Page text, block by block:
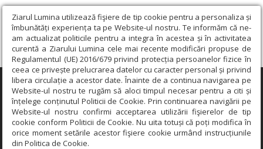
Ziarul Lumina utilizează fişiere de tip cookie pentru a personaliza și
îmbunătăți experiența ta pe Website-ul nostru. Te informăm că ne-
am actualizat politicile pentru a integra în acestea și în activitatea
curentă a Ziarului Lumina cele mai recente modificări propuse de
Regulamentul (UE) 2016/679 privind protecția persoanelor fizice în
ceea ce privește prelucrarea datelor cu caracter personal și privind
libera circulație a acestor date. Înainte de a continua navigarea pe
Website-ul nostru te rugăm să aloci timpul necesar pentru a citi și
înțelege conținutul Politicii de Cookie. Prin continuarea navigării pe
Website-ul nostru confirmi acceptarea utilizării fişierelor de tip
cookie conform Politicii de Cookie. Nu uita totuși că poți modifica în
orice moment setările acestor fişiere cookie urmând instrucțiunile
din Politica de Cookie.
×